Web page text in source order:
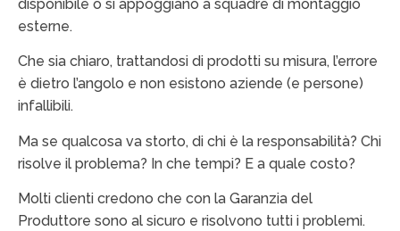
disponibile o si appoggiano a squadre di montaggio
esterne.
Che sia chiaro, trattandosi di prodotti su misura, l’errore
è dietro l’angolo e non esistono aziende (e persone)
infallibili.
Ma se qualcosa va storto, di chi è la responsabilità? Chi
risolve il problema? In che tempi? E a quale costo?
Molti clienti credono che con la Garanzia del
Produttore sono al sicuro e risolvono tutti i problemi.